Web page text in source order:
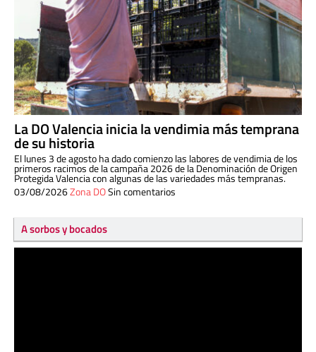
La DO Valencia inicia la vendimia más temprana
de su historia
El lunes 3 de agosto ha dado comienzo las labores de vendimia de los
primeros racimos de la campaña 2026 de la Denominación de Origen
Protegida Valencia con algunas de las variedades más tempranas.
03/08/2026Zona DOSin comentarios
A sorbos y bocados